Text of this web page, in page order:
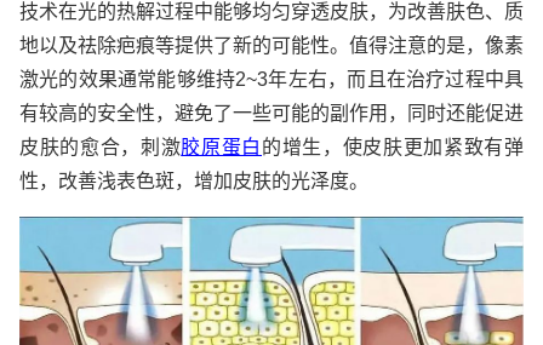
技术在光的热解过程中能够均匀穿透皮肤，为改善肤色、质
地以及祛除疤痕等提供了新的可能性。值得注意的是，像素
激光的效果通常能够维持2~3年左右，而且在治疗过程中具
有较高的安全性，避免了一些可能的副作用，同时还能促进
皮肤的愈合，刺激胶原蛋白 的增生，使皮肤更加紧致有弹
性，改善浅表色斑，增加皮肤的光泽度。